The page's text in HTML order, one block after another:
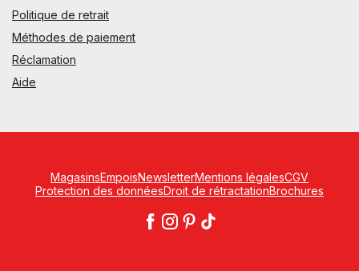
Politique de retrait
Méthodes de paiement
Réclamation
Aide
MagasinsEmpoisNewsletterMentions légalesCGV
Protection des donnéesDroit de rétractationBrochures